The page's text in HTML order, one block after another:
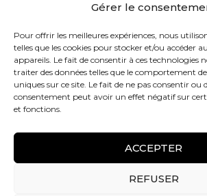
Gérer le
Pour offrir les meilleures expériences, nous
telles que les cookies pour stocker et/ou accéder
appareils. Le fait de consentir à ces technologies
traiter des données telles que le comportement
uniques sur ce site. Le fait de ne pas consentir ou
consentement peut avoir un effet négatif sur
et fonctions.
ACCEPTER
REFUSER
8280 Bd Champlain, LaSalle,
Tous droits réservés –
BlackCatSeo